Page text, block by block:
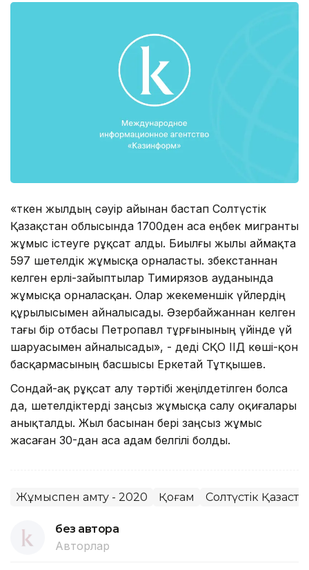
«Өткен жылдың сәуір айынан бастап Солтүстік
Қазақстан облысында 1700ден аса еңбек мигранты
жұмыс істеуге рұқсат алды. Биылғы жылы аймақта
597 шетелдік жұмысқа орналасты. Өзбекстаннан
келген ерлі-зайыптылар Тимирязов ауданында
жұмысқа орналасқан. Олар жекеменшік үйлердің
құрылысымен айналысады. Әзербайжаннан келген
тағы бір отбасы Петропавл тұрғынының үйінде үй
шаруасымен айналысады», - деді СҚО ІІД көші-қон
басқармасының басшысы Еркетай Тұтқышев.
Сондай-ақ рұқсат алу тәртібі жеңілдетілген болса
да, шетелдіктерді заңсыз жұмысқа салу оқиғалары
анықталды. Жыл басынан бері заңсыз жұмыс
жасаған 30-дан аса адам белгілі болды.
Жұмыспен қамту - 2020 Қоғам Солтүстік
без автора
Авторлар